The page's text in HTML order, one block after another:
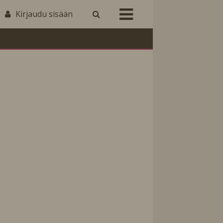
Kirjaudu sisään